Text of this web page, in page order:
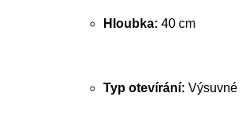
Hloubka: 40 cm
Typ otevírání: Výsuvné